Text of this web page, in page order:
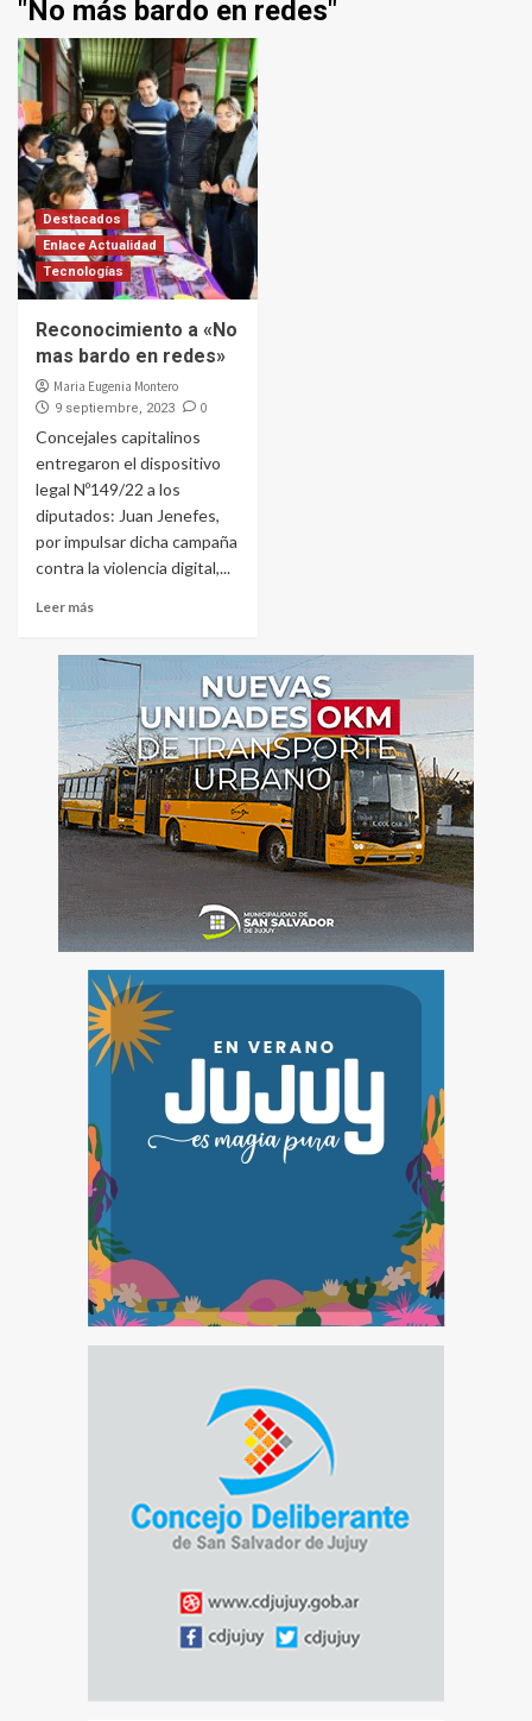
"No más bardo en redes"
Destacados
Enlace Actualidad
Tecnologías
Reconocimiento a «No
mas bardo en redes»
Maria Eugenia Montero
9 septiembre, 2023 0
Concejales capitalinos
entregaron el dispositivo
legal Nº149/22 a los
diputados: Juan Jenefes,
por impulsar dicha campaña
contra la violencia digital,...
Leer más